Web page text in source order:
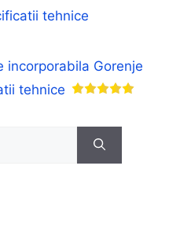
tehnice
incorporabila Gorenje
tehnice